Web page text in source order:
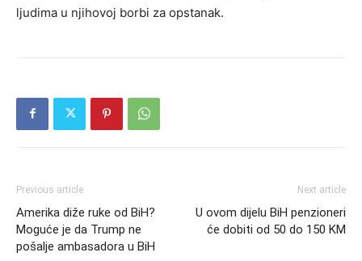
ljudima u njihovoj borbi za opstanak.
Previous article
Amerika diže ruke od BiH?
Moguće je da Trump ne
pošalje ambasadora u BiH
Next article
U ovom dijelu BiH penzioneri
će dobiti od 50 do 150 KM